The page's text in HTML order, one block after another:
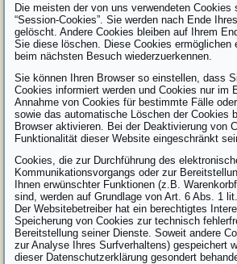
Die meisten der von uns verwendeten Cookies
“Session-Cookies”. Sie werden nach Ende
gelöscht. Andere Cookies bleiben auf Ihrem
Sie diese löschen. Diese Cookies ermöglichen
beim nächsten Besuch wiederzuerkennen.
Sie können Ihren Browser so einstellen, dass
Cookies informiert werden und Cookies nur im
Annahme von Cookies für bestimmte Fälle
sowie das automatische Löschen der Cookies
Browser aktivieren. Bei der Deaktivierung von
Funktionalität dieser Website eingeschränkt
Cookies, die zur Durchführung des
Kommunikationsvorgangs oder zur
Ihnen erwünschter Funktionen (z.B.
sind, werden auf Grundlage von Art. 6 Abs. 1
Der Websitebetreiber hat ein berechtigtes
Speicherung von Cookies zur technisch
Bereitstellung seiner Dienste. Soweit andere
zur Analyse Ihres Surfverhaltens) gespeichert
dieser Datenschutzerklärung gesondert